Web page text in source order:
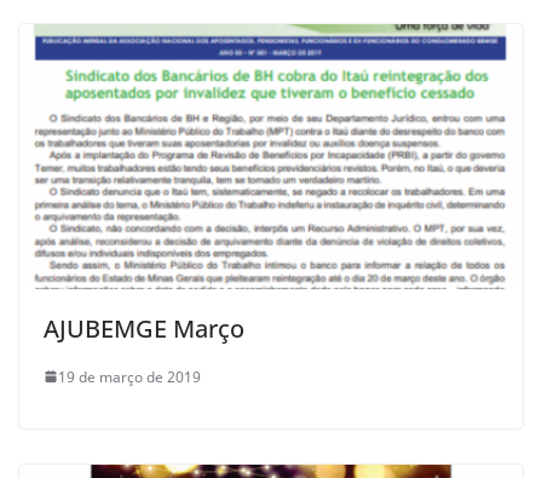
AJUBEMGE Março
19 de março de 2019